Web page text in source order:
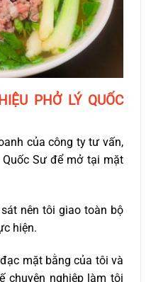
PHỞ LÝ QUỐC
của công ty tư vấn,
Sư để mở tại mặt
nên tôi giao toàn bộ
hiện.
mặt bằng của tôi và
chuyên nghiệp làm tôi